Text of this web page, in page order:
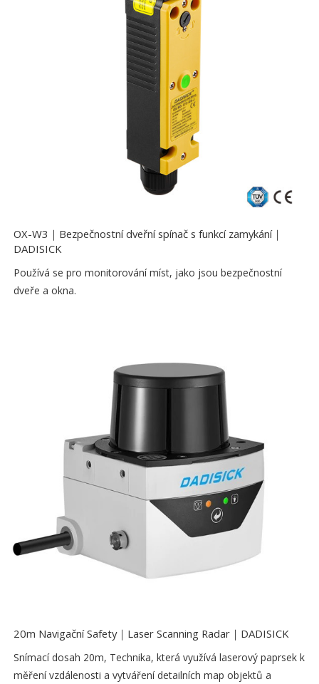
OX-W3｜Bezpečnostní dveřní spínač s funkcí zamykání｜
DADISICK
Používá se pro monitorování míst, jako jsou bezpečnostní
dveře a okna.
20m Navigační Safety｜Laser Scanning Radar｜DADISICK
Snímací dosah 20m, Technika, která využívá laserový paprsek k
měření vzdálenosti a vytváření detailních map objektů a